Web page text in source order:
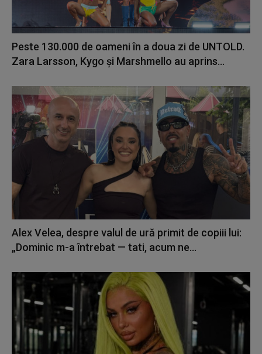
Peste 130.000 de oameni în a doua zi de UNTOLD.
Zara Larsson, Kygo și Marshmello au aprins...
Alex Velea, despre valul de ură primit de copiii lui:
„Dominic m-a întrebat — tati, acum ne...